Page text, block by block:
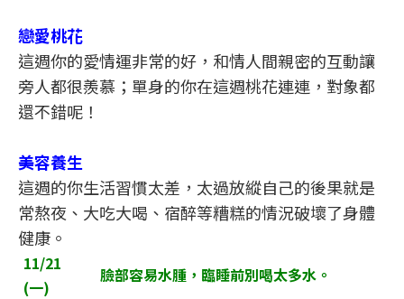
戀愛桃花
這週你的愛情運非常的好，和情人間親密的互動讓
旁人都很羨慕；單身的你在這週桃花連連，對象都
還不錯呢！
美容養生
這週的你生活習慣太差，太過放縱自己的後果就是
常熬夜、大吃大喝、宿醉等糟糕的情況破壞了身體
健康。
11/21
(一)
臉部容易水腫，臨睡前別喝太多水。